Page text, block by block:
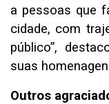
a pessoas que
cidade, com
público”,
suas
Outros